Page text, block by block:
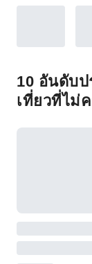
10 อันดับ
เที่ยวที่ไม่